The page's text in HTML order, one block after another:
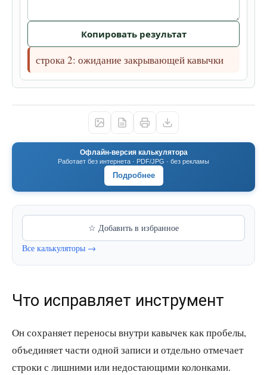
Копировать результат
строка 2: ожидание закрывающей кавычки
Офлайн-версия калькулятора
Работает без интернета · PDF/JPG · без рекламы
Подробнее
☆ Добавить в избранное
Все калькуляторы →
Что исправляет инструмент
Он сохраняет переносы внутри кавычек как пробелы,
объединяет части одной записи и отдельно отмечает
строки с лишними или недостающими колонками.